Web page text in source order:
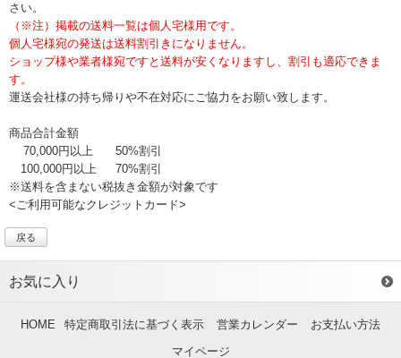
さい。
（※注）掲載の送料一覧は個人宅様用です。
個人宅様宛の発送は送料割引きになりません。
ショップ様や業者様宛ですと送料が安くなりますし、割引も適応できま
す。
運送会社様の持ち帰りや不在対応にご協力をお願い致します。
商品合計金額
70,000円以上
50%割引
100,000円以上
70%割引
※送料を含まない税抜き金額が対象です
<ご利用可能なクレジットカード>
戻る
お気に入り
HOME 特定商取引法に基づく表示 営業カレンダー
お支払い方法
マイページ